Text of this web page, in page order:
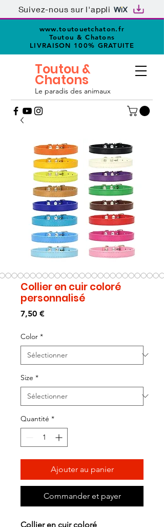
Suivez-nous sur l'appli
www.toutouetchaton.fr
Toutou & Chatons
LIVRAISON 100% GRATUITE
Le paradis des animaux
Toutou &
Chatons
Collier en cuir coloré
personnalisé
7,50 €Prix
Color *
Size *
Quantité *
Ajouter au panier
Commander et payer
Collier en cuir coloré